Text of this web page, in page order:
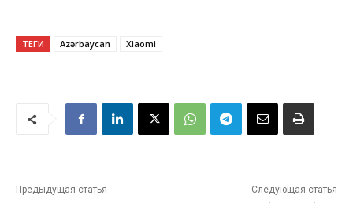
ТЕГИ Azərbaycan Xiaomi
Предыдущая статья Следующая статья